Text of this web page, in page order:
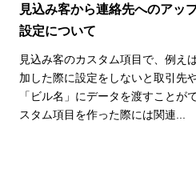
見込み客から連絡先へのアッ
設定について
見込み客のカスタム項目で、例え
加した際に設定をしないと取引先
「ビル名」にデータを渡すことが
スタム項目を作った際には関連...